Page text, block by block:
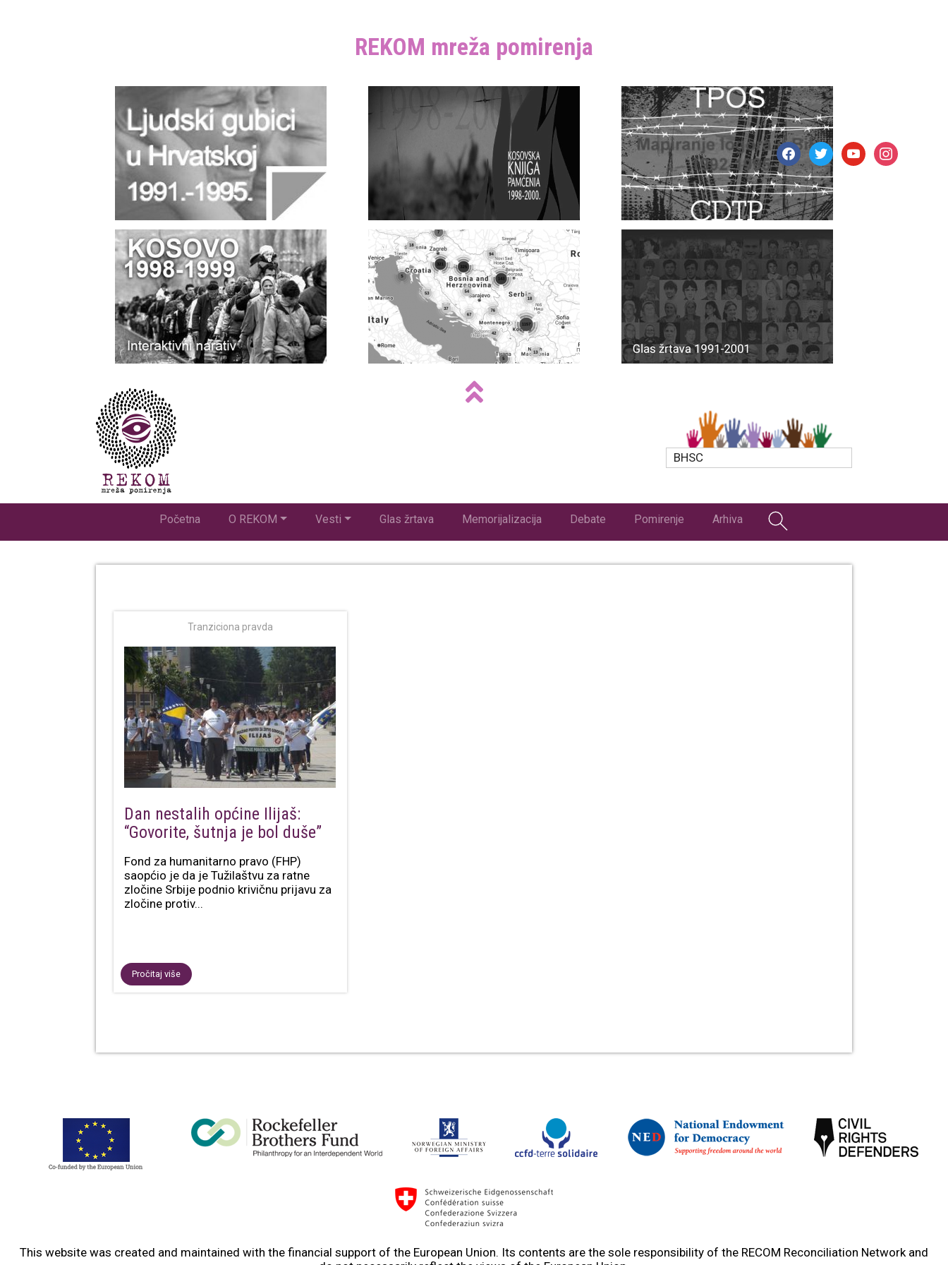
REKOM mreža pomirenja
BHSC
Početna O REKOM Vesti Glas žrtava Memorijalizacija Debate Pomirenje Arhiva
Tranziciona pravda
Dan nestalih općine Ilijaš:
“Govorite, šutnja je bol duše”
Fond za humanitarno pravo (FHP)
saopćio je da je Tužilaštvu za ratne
zločine Srbije podnio krivičnu prijavu za
zločine protiv...
Pročitaj više
facebooktwitteryoutubeinstagram
This website was created and maintained with the financial support of the European Union. Its contents are the sole responsibility of the RECOM Reconciliation Network and